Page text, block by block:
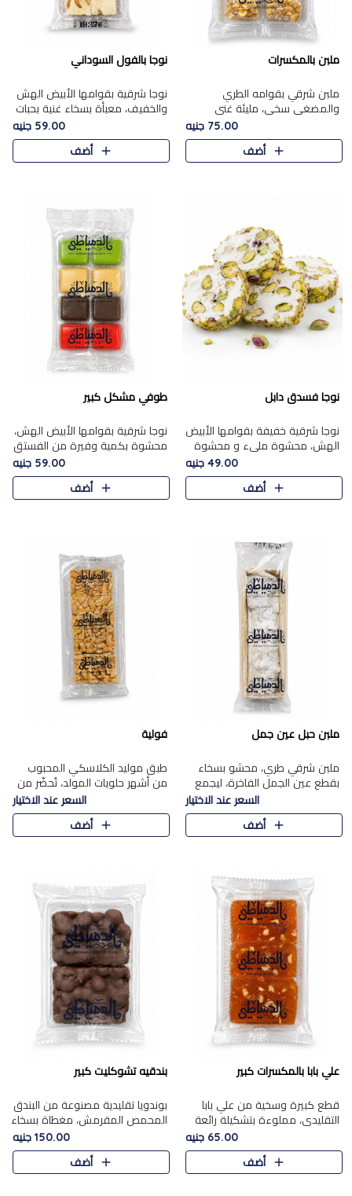
ملبن بالمكسرات
ملبن شرقي بقوامه الطري
والمضغي سخي، مليئة غني
بتشكيلة فاخرة من المكسرات
مشكلة المختارة التي تقدم تضيف
قرمشة مميزة مرضية ونكهة
75.00 جنيه
أضف
نوجا بالفول السوداني
نوجا شرقية بقوامها الأبيض الهش
والخفيف، معبأة بسخاء غنية بحبات
الفول السوداني المحمص التي
يقدم تضيف قرمشة مميزة مرضية
وتوازنًا رائعًا مع حلا..
59.00 جنيه
أضف
نوجا فسدق دابل
نوجا شرقية خفيفة بقوامها الأبيض
الهش، محشوة مليء و محشوة
بـكمية وفيرة من الفستق الفاخر
لتمنحك نكهة مكسرات غنية
وقرمشة مميزة في كل قطعة و
49.00 جنيه
أضف
طوفي مشكل كبير
نوجا شرقية بقوامها الأبيض الهش،
محشوة بكمية وفيرة من الفستق
الفاخر لتمنحك نكهة غنية وقرمشة
مميزة في كل قطعة، لتجربة تجمع
بين الفخامة والمذاق..
59.00 جنيه
أضف
ملبن حبل عين جمل
ملبن شرقي طري، محشو بسخاء
بقطع عين الجمل الفاخرة، ليجمع
بين القوام الناعم وقرمشة الجوز
في مذاق شرقي أصيل.
السعر عند الاختيار
أضف
فولية
طبق موليد الكلاسكي المحبوب
من أشهر حلويات المولد، تُحضّر من
فول سوداني محمص بعناية
ومغلف بطبقة رقيقة من السكر
المكرمل، لتمنحك قرمشة أصيلة
السعر عند الاختيار
أضف
علي بابا بالمكسرات كبير
قطع كبيرة وسخية من علي بابا
التقليدي، مملوءة بتشكيلة رائعة
من المكسرات المحمصة المحمرة.
65.00 جنيه
أضف
بندقيه تشوكليت كبير
بوندويا تقليدية مصنوعة من البندق
المحمص المقرمش، مغطاة بسخاء
بشوكولاتة فاخرة غنية لتحقيق
التوازن المثالي بين قوام القرمشة
ونكهة الشوكولاتة ا..
150.00 جنيه
أضف